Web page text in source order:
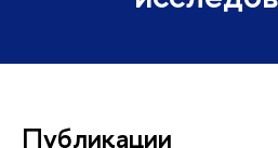
Публикации